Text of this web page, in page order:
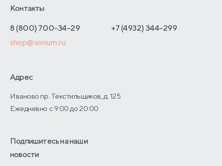
Отзывы покупателей
Как оформить заказ
Адреса магазинов
Договор-оферты
Отельерам
Оптовые продажи
О производстве
Контакты
8 (800) 700-34-29
+7 (4932) 344-299
shop@sonum.ru
Адрес
Иваново пр. Текстильщиков, д. 125
Ежедневно с 9:00 до 20:00
Подпишитесь на наши
новости